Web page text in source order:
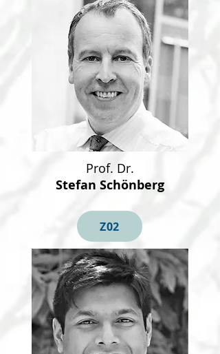
Prof. Dr.
Stefan Schönberg
Z02